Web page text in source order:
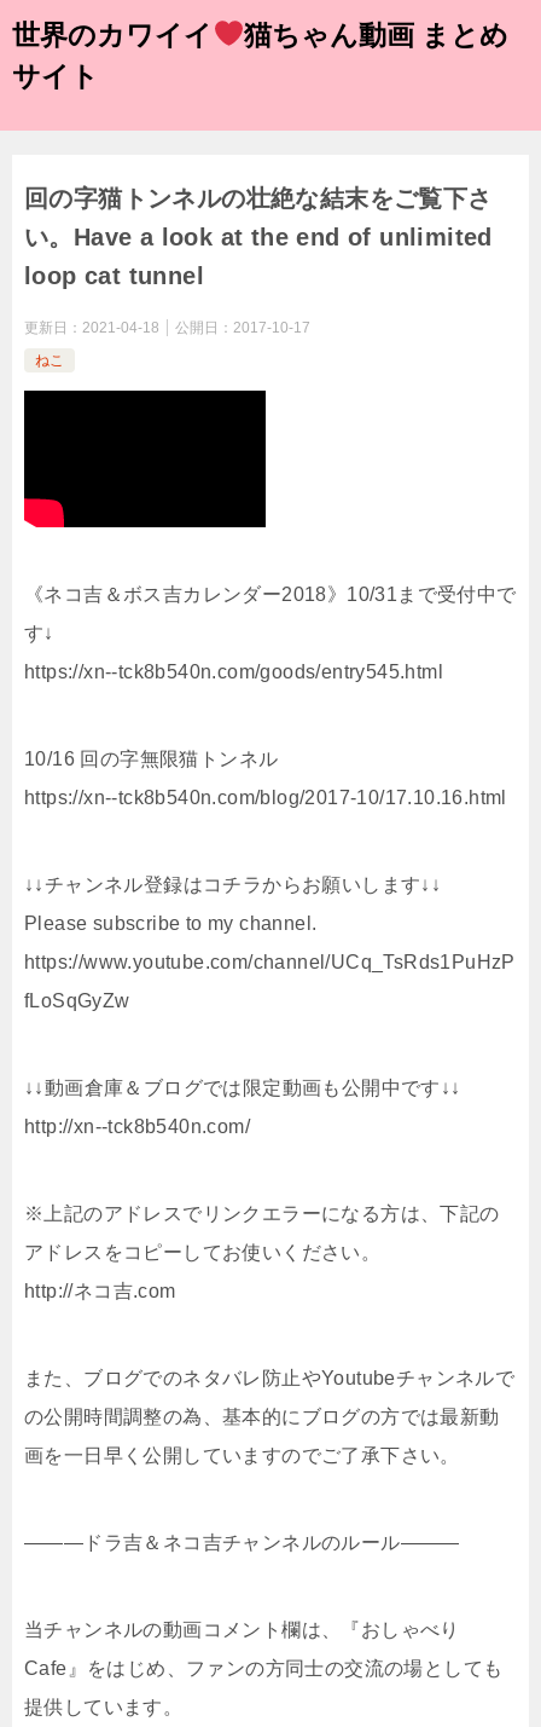
世界のカワイイ
猫ちゃん動画 まとめ
サイト
回の字猫トンネルの壮絶な結末をご覧下さ
い。Have a look at the end of unlimited
loop cat tunnel
更新日： 2021-04-18 公開日： 2017-10-17
ねこ
《ネコ吉＆ボス吉カレンダー2018》10/31まで受付中で
す↓
https://xn--tck8b540n.com/goods/entry545.html
10/16 回の字無限猫トンネル
https://xn--tck8b540n.com/blog/2017-10/17.10.16.html
↓↓チャンネル登録はコチラからお願いします↓↓
Please subscribe to my channel.
https://www.youtube.com/channel/UCq_TsRds1PuHzP
fLoSqGyZw
↓↓動画倉庫＆ブログでは限定動画も公開中です↓↓
http://xn--tck8b540n.com/
※上記のアドレスでリンクエラーになる方は、下記の
アドレスをコピーしてお使いください。
http://ネコ吉.com
また、ブログでのネタバレ防止やYoutubeチャンネルで
の公開時間調整の為、基本的にブログの方では最新動
画を一日早く公開していますのでご了承下さい。
―――ドラ吉＆ネコ吉チャンネルのルール―――
当チャンネルの動画コメント欄は、『おしゃべり
Cafe』をはじめ、ファンの方同士の交流の場としても
提供しています。